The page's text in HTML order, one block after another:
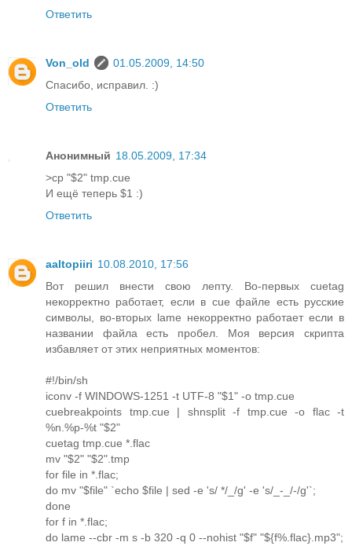
Ответить
Von_old
01.05.2009, 14:50
Спасибо, исправил. :)
Ответить
Анонимный 18.05.2009, 17:34
>cp "$2" tmp.cue
И ещё теперь $1 :)
Ответить
aaltopiiri 10.08.2010, 17:56
Вот решил внести свою лепту. Во-первых cuetag
некорректно работает, если в cue файле есть русские
символы, во-вторых lame некорректно работает если в
названии файла есть пробел. Моя версия скрипта
избавляет от этих неприятных моментов:
#!/bin/sh
iconv -f WINDOWS-1251 -t UTF-8 "$1" -o tmp.cue
cuebreakpoints tmp.cue | shnsplit -f tmp.cue -o flac -t
%n.%p-%t "$2"
cuetag tmp.cue *.flac
mv "$2" "$2".tmp
for file in *.flac;
do mv "$file" `echo $file | sed -e 's/ */_/g' -e 's/_-_/-/g'`;
done
for f in *.flac;
do lame --cbr -m s -b 320 -q 0 --nohist "$f" "${f%.flac}.mp3";